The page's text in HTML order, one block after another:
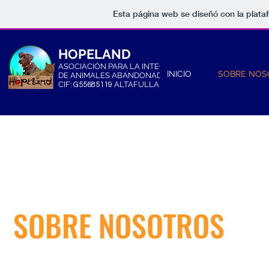
Esta página web se diseñó con la
HOPELAND
ASOCIACIÓN PARA LA INTEGRACIÓN
DE ANIMALES ABANDONADOS
CIF: G55685119 ALTAFULLA (SPAIN)
INICIO SOBRE
SOBRE NOSOTROS